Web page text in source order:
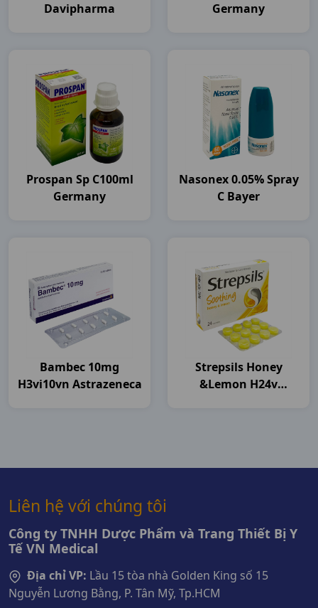
Davipharma
Germany
Prospan Sp C100ml
Germany
Nasonex 0.05% Spray
C Bayer
Bambec 10mg
H3vi10vn Astrazeneca
Strepsils Honey
&lemon H24v
Liên hệ với chúng tôi
Công ty TNHH Dược Phẩm và Trang Thiết Bị Y
Tế VN Medical
Địa chỉ VP: Lầu 15 tòa nhà Golden King số 15
Nguyễn Lương Bằng, P. Tân Mỹ, Tp.HCM